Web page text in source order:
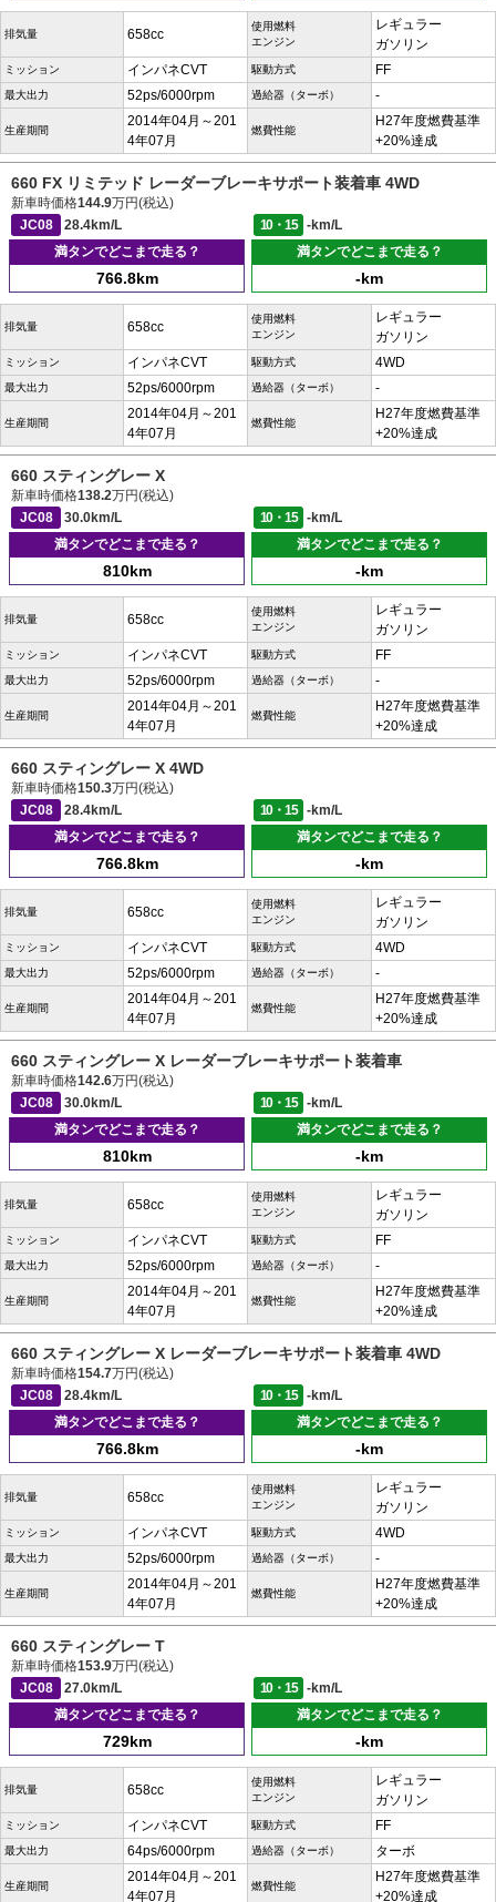
排気量 658cc
使用燃料
エンジン
レギュラー
ガソリン
ミッション インパネCVT 駆動方式 FF
最大出力 52ps/6000rpm 過給器（ターボ） -
生産期間
2014年04月～201
4年07月
燃費性能
H27年度燃費基準
+20%達成
660 FX リミテッド レーダーブレーキサポート装着車 4WD
新車時価格144.9万円(税込)
JC08
28.4km/L 10・15
-km/L
満タンでどこまで走る？
766.8km
満タンでどこまで走る？
-km
排気量 658cc
使用燃料
エンジン
レギュラー
ガソリン
ミッション インパネCVT 駆動方式 4WD
最大出力 52ps/6000rpm 過給器（ターボ） -
生産期間
2014年04月～201
4年07月
燃費性能
H27年度燃費基準
+20%達成
660 スティングレー X
新車時価格138.2万円(税込)
JC08
30.0km/L 10・15
-km/L
満タンでどこまで走る？
810km
満タンでどこまで走る？
-km
排気量 658cc
使用燃料
エンジン
レギュラー
ガソリン
ミッション インパネCVT 駆動方式 FF
最大出力 52ps/6000rpm 過給器（ターボ） -
生産期間
2014年04月～201
4年07月
燃費性能
H27年度燃費基準
+20%達成
660 スティングレー X 4WD
新車時価格150.3万円(税込)
JC08
28.4km/L 10・15
-km/L
満タンでどこまで走る？
766.8km
満タンでどこまで走る？
-km
排気量 658cc
使用燃料
エンジン
レギュラー
ガソリン
ミッション インパネCVT 駆動方式 4WD
最大出力 52ps/6000rpm 過給器（ターボ） -
生産期間
2014年04月～201
4年07月
燃費性能
H27年度燃費基準
+20%達成
660 スティングレー X レーダーブレーキサポート装着車
新車時価格142.6万円(税込)
JC08
30.0km/L 10・15
-km/L
満タンでどこまで走る？
810km
満タンでどこまで走る？
-km
排気量 658cc
使用燃料
エンジン
レギュラー
ガソリン
ミッション インパネCVT 駆動方式 FF
最大出力 52ps/6000rpm 過給器（ターボ） -
生産期間
2014年04月～201
4年07月
燃費性能
H27年度燃費基準
+20%達成
660 スティングレー X レーダーブレーキサポート装着車 4WD
新車時価格154.7万円(税込)
JC08
28.4km/L 10・15
-km/L
満タンでどこまで走る？
766.8km
満タンでどこまで走る？
-km
排気量 658cc
使用燃料
エンジン
レギュラー
ガソリン
ミッション インパネCVT 駆動方式 4WD
最大出力 52ps/6000rpm 過給器（ターボ） -
生産期間
2014年04月～201
4年07月
燃費性能
H27年度燃費基準
+20%達成
660 スティングレー T
新車時価格153.9万円(税込)
JC08
27.0km/L 10・15
-km/L
満タンでどこまで走る？
729km
満タンでどこまで走る？
-km
排気量 658cc
使用燃料
エンジン
レギュラー
ガソリン
ミッション インパネCVT 駆動方式 FF
最大出力 64ps/6000rpm 過給器（ターボ） ターボ
生産期間
2014年04月～201
4年07月
燃費性能
H27年度燃費基準
+20%達成